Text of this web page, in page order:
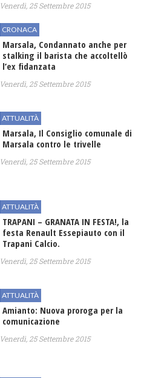
Venerdì, 25 Settembre 2015
CRONACA
Marsala, Condannato anche per
stalking il barista che accoltellò
l’ex fidanzata
Venerdì, 25 Settembre 2015
ATTUALITÀ
Marsala, Il Consiglio comunale di
Marsala contro le trivelle
Venerdì, 25 Settembre 2015
ATTUALITÀ
TRAPANI – GRANATA IN FESTA!, la
festa Renault Essepiauto con il
Trapani Calcio.
Venerdì, 25 Settembre 2015
ATTUALITÀ
Amianto: Nuova proroga per la
comunicazione
Venerdì, 25 Settembre 2015